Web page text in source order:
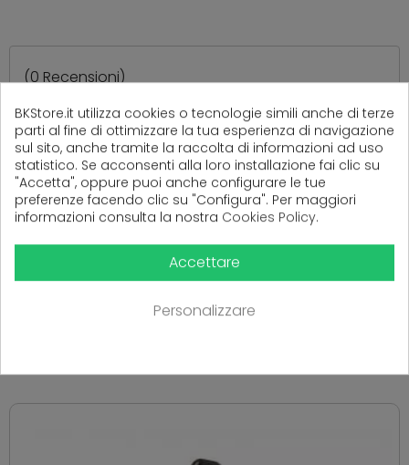
(0 Recensioni)
Ancora nessuna recensione da parte degli utenti.
PRODOTTI CORRELATI
BKStore.it utilizza cookies o tecnologie simili anche di terze
parti al fine di ottimizzare la tua esperienza di navigazione
sul sito, anche tramite la raccolta di informazioni ad uso
statistico. Se acconsenti alla loro installazione fai clic su
"Accetta", oppure puoi anche configurare le tue
preferenze facendo clic su "Configura". Per maggiori
informazioni consulta la nostra Cookies Policy.
Accettare
Personalizzare